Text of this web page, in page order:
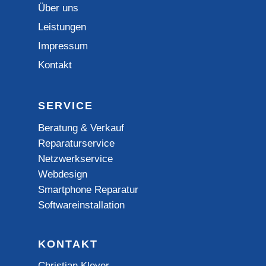
Über uns
Leistungen
Impressum
Kontakt
SERVICE
Beratung & Verkauf
Reparaturservice
Netzwerkservice
Webdesign
Smartphone Reparatur
Softwareinstallation
KONTAKT